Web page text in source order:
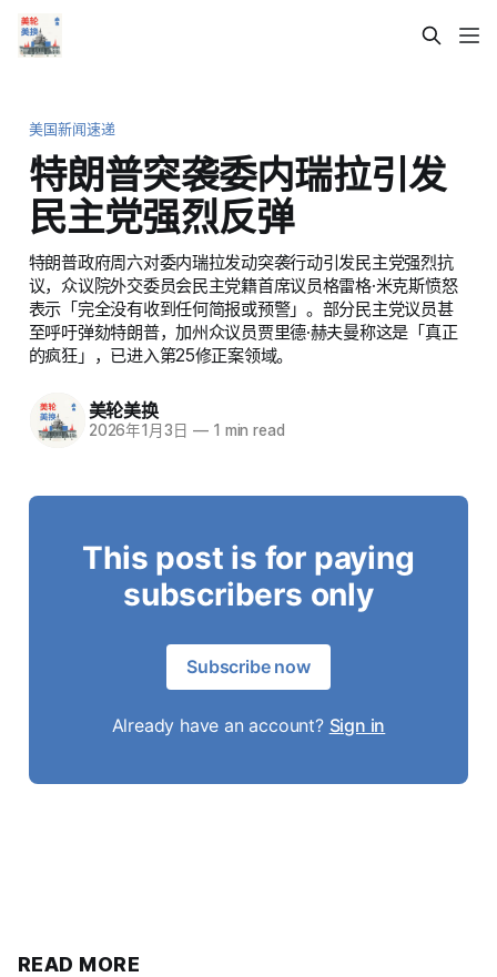
美国新闻速递
特朗普突袭委内瑞拉引发
民主党强烈反弹
特朗普政府周六对委内瑞拉发动突袭行动引发民主党强烈抗
议，众议院外交委员会民主党籍首席议员格雷格·米克斯愤怒
表示「完全没有收到任何简报或预警」。部分民主党议员甚
至呼吁弹劾特朗普，加州众议员贾里德·赫夫曼称这是「真正
的疯狂」，已进入第25修正案领域。
美轮美换
2026年1月3日 —1 min read
This post is for paying
subscribers only
Subscribe now
Already have an account? Sign in
READ MORE